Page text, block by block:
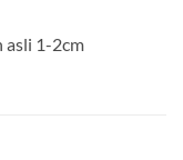
asli 1-2cm